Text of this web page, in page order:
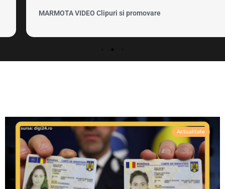
MARMOTA VIDEO Clipuri si promovare
Actualitate